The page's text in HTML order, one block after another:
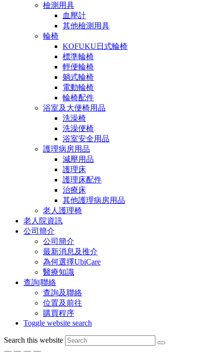
檢測用具
血壓計
其他檢測用具
輪椅
KOFUKU日式輪椅
標準輪椅
輕便輪椅
躺式輪椅
電動輪椅
輪椅配件
浴室及大便椅用品
洗澡椅
洗澡便椅
浴室安全用品
護理病房用品
減壓用品
護理床
護理床配件
治療床
其他護理病房用品
老人護理椅
老人院資訊
公司簡介
公司簡介
最新消息及推介
為何選擇UbiCare
醫療知識
查詢|聯絡
查詢及聯絡
位置及前往
購買程序
Toggle website search
Search this website